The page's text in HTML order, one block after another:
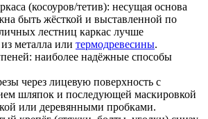
(косоуров/тетив): несущая основа
быть жёсткой и выставленной по
лестниц каркас лучше
металла или термодревесины.
наиболее надёжные способы
через лицевую поверхность с
шляпок и последующей маскировкой
или деревянными пробками.